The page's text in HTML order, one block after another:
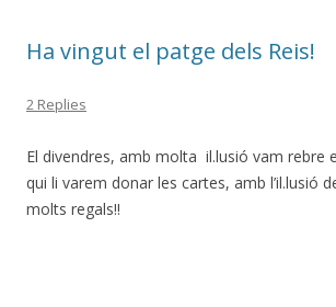
Ha vingut el patge dels Reis!
2 Replies
El divendres, amb molta il.lusió vam rebre
qui li varem donar les cartes, amb l’il.lusió
molts regals!!